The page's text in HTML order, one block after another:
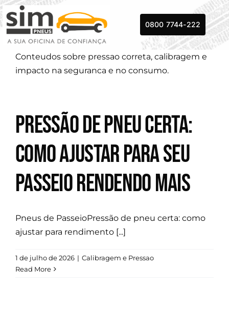
Skip
to
content
0800 7744-222
Conteudos sobre pressao correta, calibragem e
impacto na seguranca e no consumo.
Pressão de pneu certa:
como ajustar para seu
passeio rendendo mais
Pneus de PasseioPressão de pneu certa: como
ajustar para rendimento [...]
1 de julho de 2026 | Calibragem e Pressao
Read More